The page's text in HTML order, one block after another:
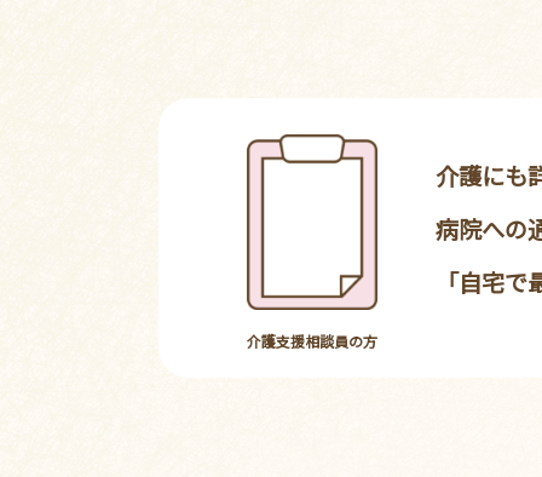
介護支援相談員の方
介護にも
病院への
「自宅